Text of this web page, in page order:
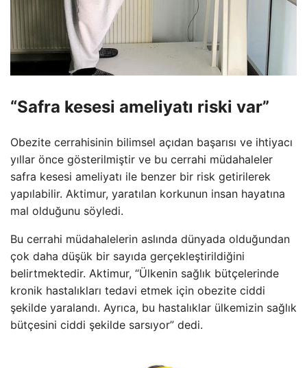
“Safra kesesi ameliyatı riski var”
Obezite cerrahisinin bilimsel açıdan başarısı ve ihtiyacı
yıllar önce gösterilmiştir ve bu cerrahi müdahaleler
safra kesesi ameliyatı ile benzer bir risk getirilerek
yapılabilir. Aktimur, yaratılan korkunun insan hayatına
mal olduğunu söyledi.
Bu cerrahi müdahalelerin aslında dünyada olduğundan
çok daha düşük bir sayıda gerçekleştirildiğini
belirtmektedir. Aktimur, “Ülkenin sağlık bütçelerinde
kronik hastalıkları tedavi etmek için obezite ciddi
şekilde yaralandı. Ayrıca, bu hastalıklar ülkemizin sağlık
bütçesini ciddi şekilde sarsıyor” dedi.